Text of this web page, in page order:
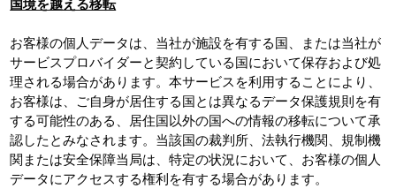
国境を越える移転
お客様の個人データは、当社が施設を有する国、または当社が
サービスプロバイダーと契約している国において保存および処
理される場合があります。本サービスを利用することにより、
お客様は、ご自身が居住する国とは異なるデータ保護規則を有
する可能性のある、居住国以外の国への情報の移転について承
認したとみなされます。当該国の裁判所、法執行機関、規制機
関または安全保障当局は、特定の状況において、お客様の個人
データにアクセスする権利を有する場合があります。